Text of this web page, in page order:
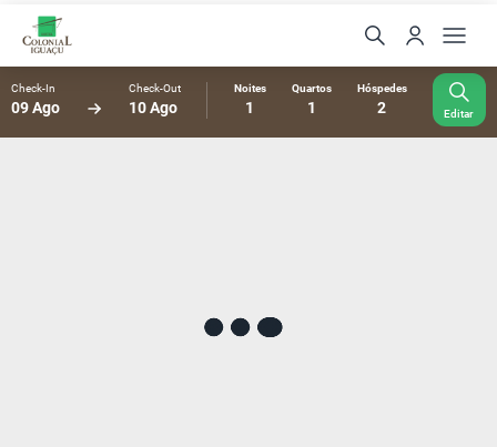
Check-In
09 Ago
Check-Out
10 Ago
Noites
1
Quartos
1
Hóspedes
2 Editar